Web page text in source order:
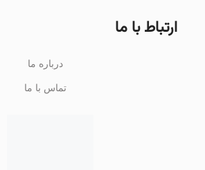
ارتباط با ما
درباره ما
تماس با ما